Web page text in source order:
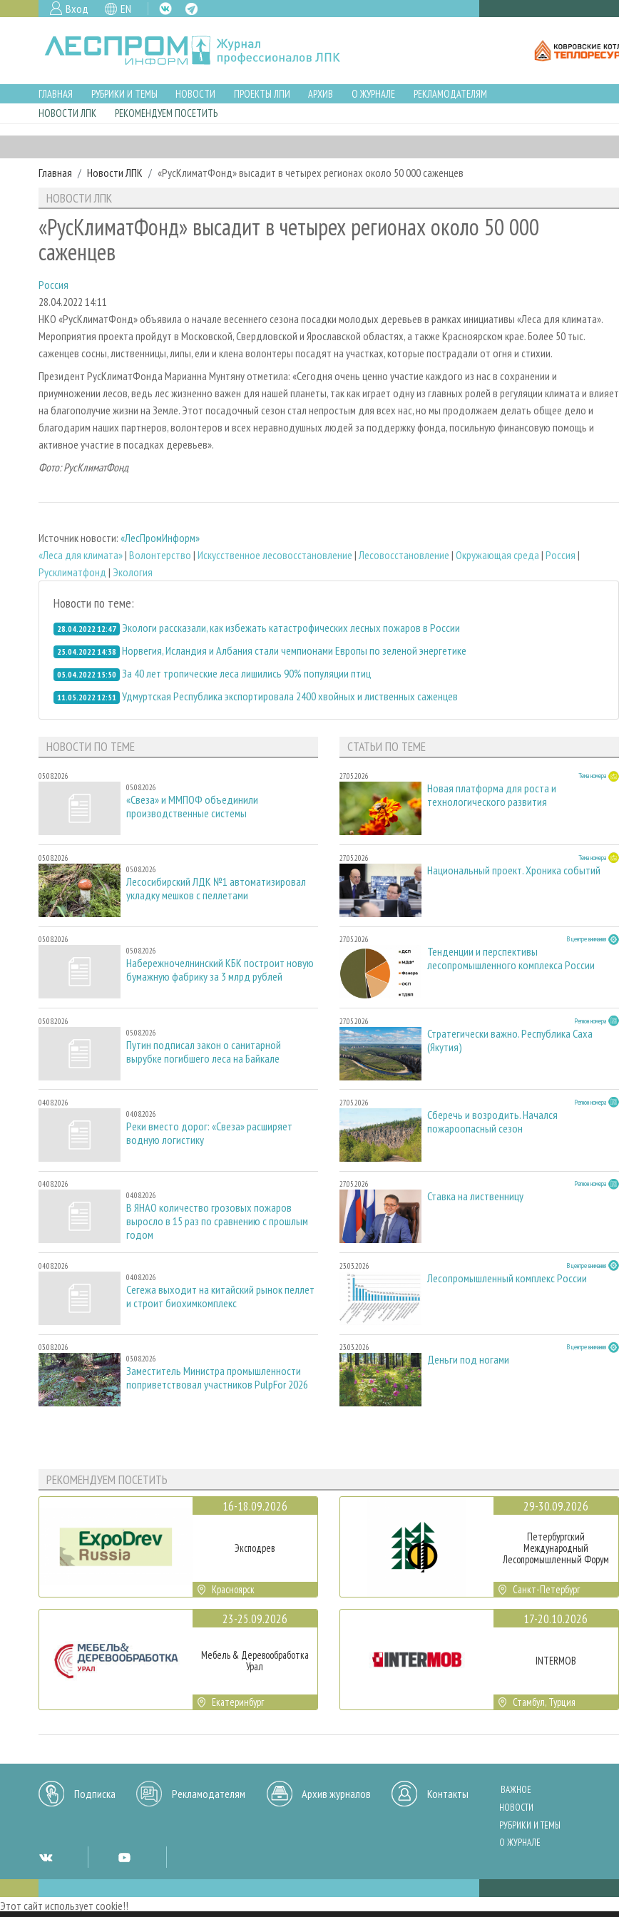
Вход EN
ГЛАВНАЯ РУБРИКИ И ТЕМЫ НОВОСТИ ПРОЕКТЫ ЛПИ АРХИВ О ЖУРНАЛЕ
РЕКЛАМОДАТЕЛЯМ
НОВОСТИ ЛПК
РЕКОМЕНДУЕМ ПОСЕТИТЬ
Главная Новости ЛПК «РусКлиматФонд» высадит в четырех регионах около 50 000 саженцев
НОВОСТИ ЛПК
«РусКлиматФонд» высадит в четырех регионах около 50 000
саженцев
Россия
28.04.2022 14:11
НКО «РусКлиматФонд» объявила о начале весеннего сезона посадки молодых деревьев в рамках инициативы «Леса для климата».
Мероприятия проекта пройдут в Московской, Свердловской и Ярославской областях, а также Красноярском крае. Более 50 тыс.
саженцев сосны, лиственницы, липы, ели и клена волонтеры посадят на участках, которые пострадали от огня и стихии.
Президент РусКлиматФонда Марианна Мунтяну отметила: «Сегодня очень ценно участие каждого из нас в сохранении и
приумножении лесов, ведь лес жизненно важен для нашей планеты, так как играет одну из главных ролей в регуляции климата и влияет
на благополучие жизни на Земле. Этот посадочный сезон стал непростым для всех нас, но мы продолжаем делать общее дело и
благодарим наших партнеров, волонтеров и всех неравнодушных людей за поддержку фонда, посильную финансовую помощь и
активное участие в посадках деревьев».
Фото: РусКлиматФонд
Источник новости: «ЛесПромИнформ»
«Леса для климата»| Волонтерство | Искусственное лесовосстановление | Лесовосстановление | Окружающая среда | Россия |
Русклиматфонд | Экология
Новости по теме:
28.04.2022 12:47 Экологи рассказали, как избежать катастрофических лесных пожаров в России
25.04.2022 14:38 Норвегия, Исландия и Албания стали чемпионами Европы по зеленой энергетике
05.04.2022 15:50 За 40 лет тропические леса лишились 90% популяции птиц
11.05.2022 12:51 Удмуртская Республика экспортировала 2400 хвойных и лиственных саженцев
НОВОСТИ ПО ТЕМЕ
05.08.2026
05.08.2026
«Свеза» и ММПОФ объединили
производственные системы
05.08.2026
05.08.2026
Лесосибирский ЛДК №1 автоматизировал
укладку мешков с пеллетами
05.08.2026
05.08.2026
Набережночелнинский КБК построит новую
бумажную фабрику за 3 млрд рублей
05.08.2026
05.08.2026
Путин подписал закон о санитарной
вырубке погибшего леса на Байкале
04.08.2026
04.08.2026
Реки вместо дорог: «Свеза» расширяет
водную логистику
04.08.2026
04.08.2026
В ЯНАО количество грозовых пожаров
выросло в 15 раз по сравнению с прошлым
годом
04.08.2026
04.08.2026
Сегежа выходит на китайский рынок пеллет
и строит биохимкомплекс
03.08.2026
03.08.2026
Заместитель Министра промышленности
поприветствовал участников PulpFor 2026
СТАТЬИ ПО ТЕМЕ
27.05.2026 Тема номера
Новая платформа для роста и
технологического развития
27.05.2026 Тема номера
Национальный проект. Хроника событий
27.05.2026 В центре внимания
Тенденции и перспективы
лесопромышленного комплекса России
27.05.2026 Регион номера
Стратегически важно. Республика Саха
(Якутия)
27.05.2026 Регион номера
Сберечь и возродить. Начался
пожароопасный сезон
27.05.2026 Регион номера
Ставка на лиственницу
23.03.2026 В центре внимания
Лесопромышленный комплекс России
23.03.2026 В центре внимания
Деньги под ногами
РЕКОМЕНДУЕМ ПОСЕТИТЬ
16-18.09.2026
Эксподрев
Красноярск
23-25.09.2026
Мебель & Деревообработка
Урал
Екатеринбург
29-30.09.2026
Петербургский
Международный
Лесопромышленный Форум
Санкт-Петербург
17-20.10.2026
INTERMOB
Стамбул, Турция
Подписка Рекламодателям Архив журналов Контакты
ВАЖНОЕ
НОВОСТИ
РУБРИКИ И ТЕМЫ
О ЖУРНАЛЕ
Этот сайт использует cookie!!